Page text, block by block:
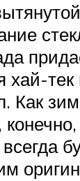
хай-тек
Как